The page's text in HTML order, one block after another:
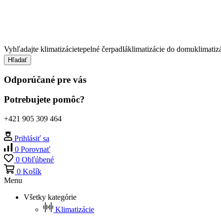
Vyhľadajte klimatizácietepelné čerpadláklimatizácie do domu
Hľadať
Odporúčané pre vás
Potrebujete pomôc?
+421 905 309 464
Prihlásiť sa
0 Porovnať
0 Obľúbené
0 Košík
Menu
Všetky kategórie
Klimatizácie